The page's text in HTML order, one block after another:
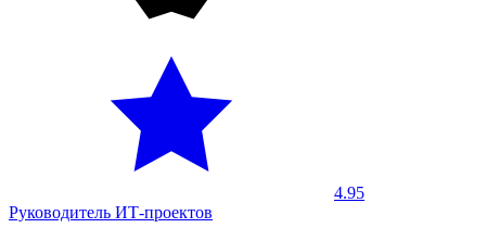
4.95
Руководитель ИТ-проектов